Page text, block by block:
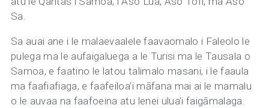
Sa.
Sa auai ane i le malaevaalele faavaomalo i Faleolo le
pulega ma le aufaigaluega a le Turisi ma le Tausala o
Samoa, e faatino le latou talimalo masani, i le faaula
ma faafiafiaga, e faafeiloa’i māfana mai ai le mamalu
o le auvaa na faafoeina atu lenei ulua’i faigāmalaga.